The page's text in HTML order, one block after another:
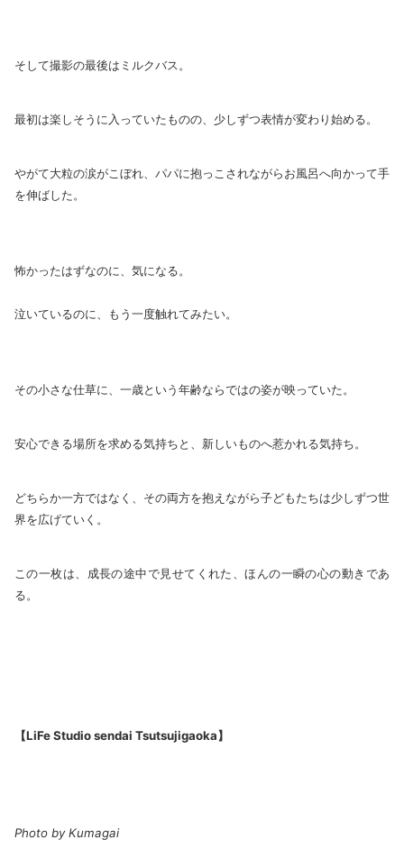
そして撮影の最後はミルクバス。
最初は楽しそうに入っていたものの、少しずつ表情が変わり始める。
やがて大粒の涙がこぼれ、パパに抱っこされながらお風呂へ向かって手
を伸ばした。
怖かったはずなのに、気になる。
泣いているのに、もう一度触れてみたい。
その小さな仕草に、一歳という年齢ならではの姿が映っていた。
安心できる場所を求める気持ちと、新しいものへ惹かれる気持ち。
どちらか一方ではなく、その両方を抱えながら子どもたちは少しずつ世
界を広げていく。
この一枚は、成長の途中で見せてくれた、ほんの一瞬の心の動きであ
る。
【LiFe Studio sendai Tsutsujigaoka】
Photo by Kumagai